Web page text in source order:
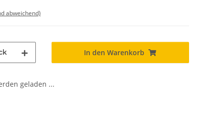
abweichend)
In den Warenkorb
geladen ...